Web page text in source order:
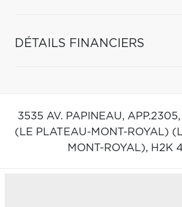
DÉTAILS FINANCIERS
3535 AV. PAPINEAU, APP.2305,
(LE PLATEAU-MONT-ROYAL)
MONT-ROYAL), H2K